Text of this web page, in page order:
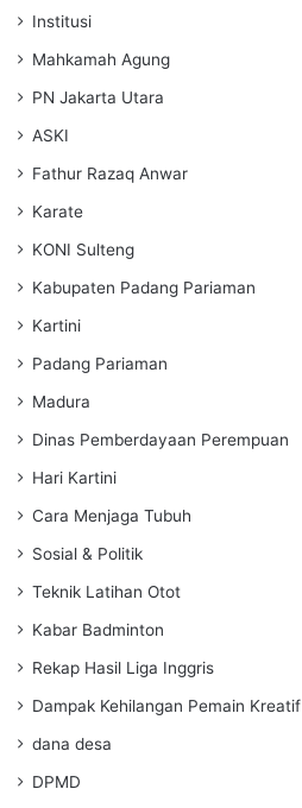
Institusi
Mahkamah Agung
PN Jakarta Utara
ASKI
Fathur Razaq Anwar
Karate
KONI Sulteng
Kabupaten Padang Pariaman
Kartini
Padang Pariaman
Madura
Dinas Pemberdayaan Perempuan
Hari Kartini
Cara Menjaga Tubuh
Sosial & Politik
Teknik Latihan Otot
Kabar Badminton
Rekap Hasil Liga Inggris
Dampak Kehilangan Pemain Kreatif
dana desa
DPMD